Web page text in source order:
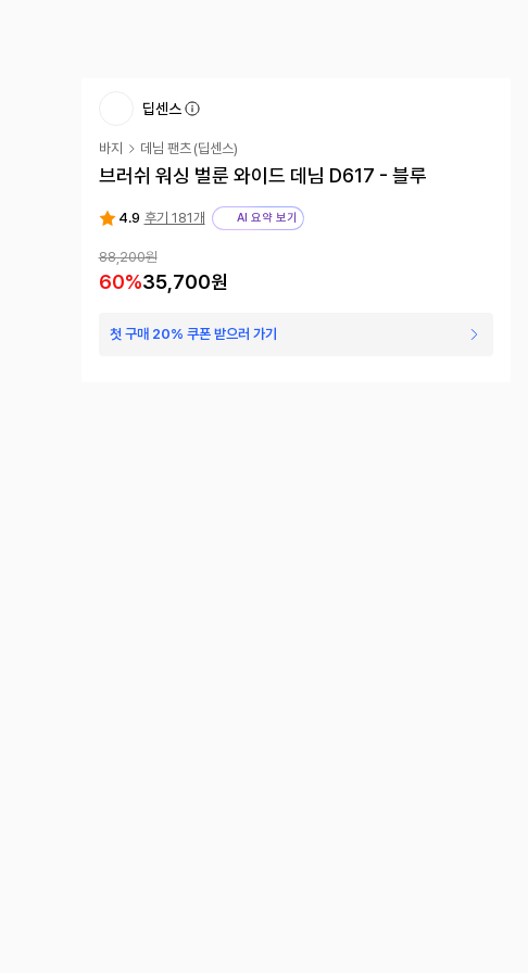
딥센스
바지 데님 팬츠 (딥센스)
브러쉬 워싱 벌룬 와이드 데님 D617 - 블루
4.9 후기 181개 AI 요약 보기
88,200원
60%35,700원
첫 구매 20% 쿠폰 받으러 가기